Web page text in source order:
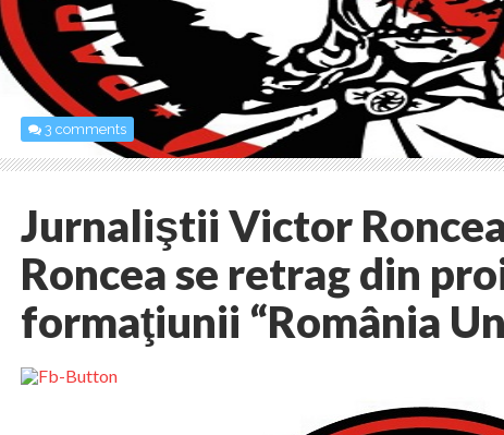
3 comments
Jurnaliştii Victor
Roncea se retrag din
formaţiunii “România